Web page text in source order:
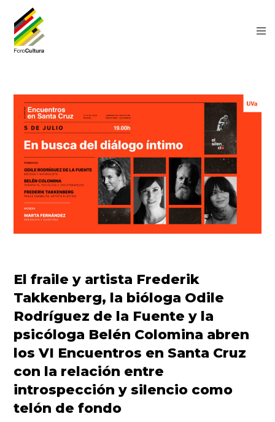
El fraile y artista Frederik
Takkenberg, la bióloga Odile
Rodríguez de la Fuente y la
psicóloga Belén Colomina abren
los VI Encuentros en Santa Cruz
con la relación entre
introspección y silencio como
telón de fondo